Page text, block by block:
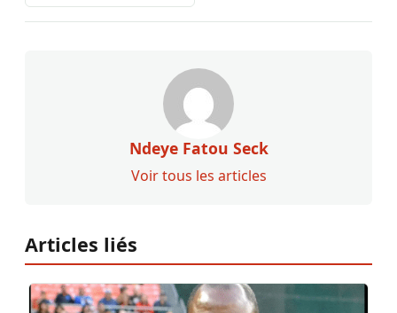
Ndeye Fatou Seck
Voir tous les articles
Articles liés